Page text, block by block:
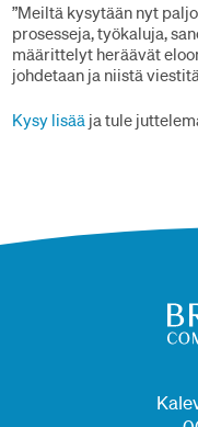
”Meiltä kysytään nyt
prosesseja, työkaluja,
määrittelyt heräävät
johdetaan ja niistä
Kysy lisää ja tule